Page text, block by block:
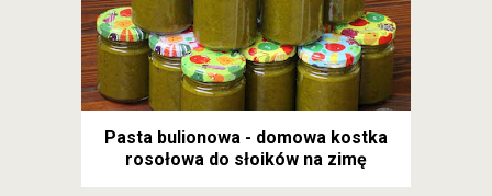
Pasta bulionowa - domowa kostka
rosołowa do słoików na zimę